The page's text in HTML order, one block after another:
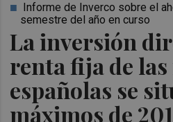
La inversión
renta fija de
españolas se
máximos de
Informe de Inverco sobre el
semestre del año en curso